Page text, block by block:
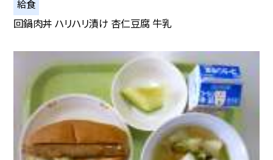
給食
回鍋肉丼 ハリハリ漬け 杏仁豆腐 牛乳